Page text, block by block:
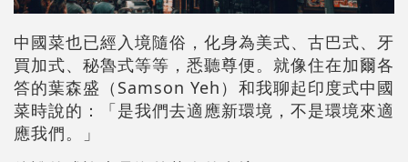
中國菜也已經入境隨俗，化身為美式、古巴式、牙
買加式、秘魯式等等，悉聽尊便。就像住在加爾各
答的葉森盛（Samson Yeh）和我聊起印度式中國
菜時說的：「是我們去適應新環境，不是環境來適
應我們。」